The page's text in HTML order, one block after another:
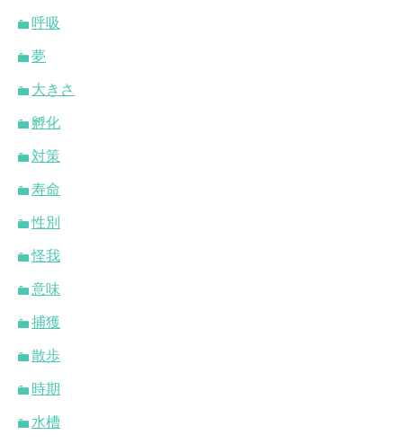
呼吸
夢
大きさ
孵化
対策
寿命
性別
怪我
意味
捕獲
散歩
時期
水槽